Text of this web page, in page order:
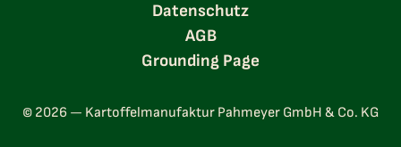
Datenschutz
AGB
Grounding Page
© 2026 — Kartoffelmanufaktur Pahmeyer GmbH & Co. KG